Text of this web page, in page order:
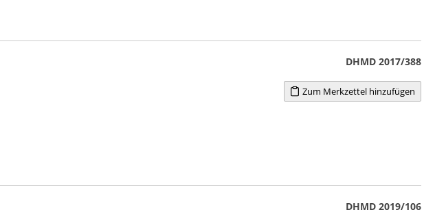
DHMD 2017/388
Zum Merkzettel hinzufügen
DHMD 2019/106